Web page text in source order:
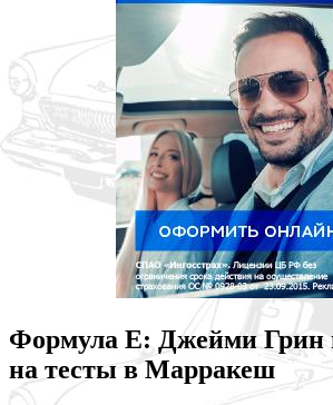
Формула E: Джейми Грин
на тесты в Марракеш